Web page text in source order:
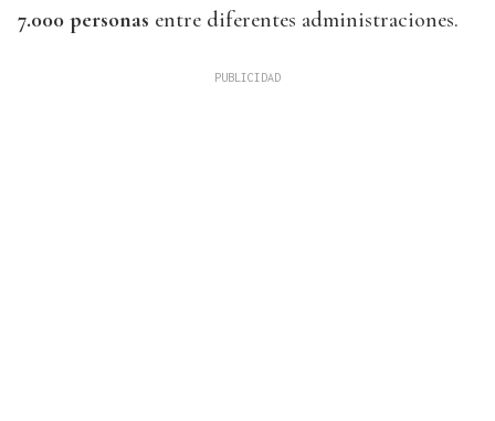
7.000 personas entre diferentes administraciones.